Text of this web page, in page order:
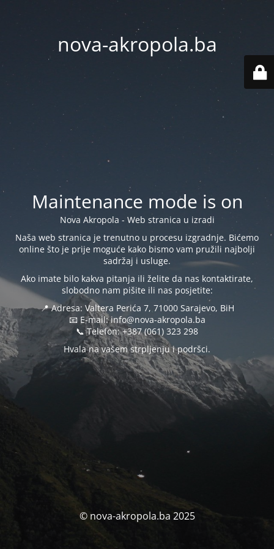
nova-akropola.ba
Maintenance mode is on
Nova Akropola - Web stranica u izradi
Naša web stranica je trenutno u procesu izgradnje. Bićemo
online što je prije moguće kako bismo vam pružili najbolji
sadržaj i usluge.
Ako imate bilo kakva pitanja ili želite da nas kontaktirate,
slobodno nam pišite ili nas posjetite:
📍 Adresa: Valtera Perića 7, 71000 Sarajevo, BiH
📧 E-mail: info@nova-akropola.ba
📞 Telefon: +387 (061) 323 298
Hvala na vašem strpljenju i podršci.
© nova-akropola.ba 2025